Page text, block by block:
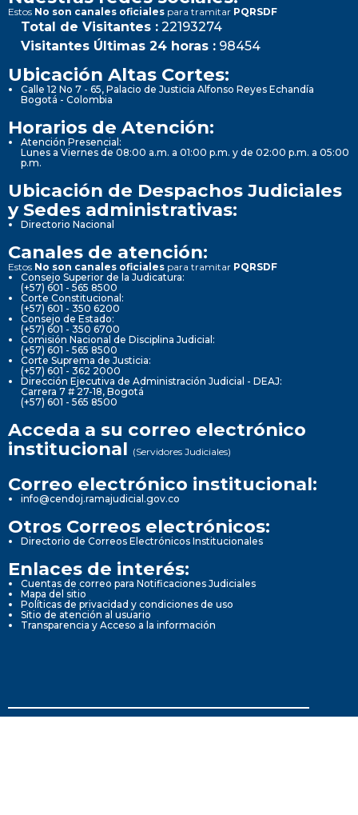
Estos No son canales oficiales para tramitar PQRSDF
Total de Visitantes : 22193274
Visitantes Últimas 24 horas : 98454
Ubicación Altas Cortes:
Calle 12 No 7 - 65, Palacio de Justicia Alfonso Reyes Echandía
Bogotá - Colombia
Horarios de Atención:
Atención Presencial:
Lunes a Viernes de 08:00 a.m. a 01:00 p.m. y de 02:00 p.m. a 05:00
p.m.
Ubicación de Despachos Judiciales
y Sedes administrativas:
Directorio Nacional
Canales de atención:
Estos No son canales oficiales para tramitar PQRSDF
Consejo Superior de la Judicatura:
(+57) 601 - 565 8500
Corte Constitucional:
(+57) 601 - 350 6200
Consejo de Estado:
(+57) 601 - 350 6700
Comisión Nacional de Disciplina Judicial:
(+57) 601 - 565 8500
Corte Suprema de Justicia:
(+57) 601 - 362 2000
Dirección Ejecutiva de Administración Judicial - DEAJ:
Carrera 7 # 27-18, Bogotá
(+57) 601 - 565 8500
Acceda a su correo electrónico
institucional (Servidores Judiciales)
Correo electrónico institucional:
info@cendoj.ramajudicial.gov.co
Otros Correos electrónicos:
Directorio de Correos Electrónicos Institucionales
Enlaces de interés:
Cuentas de correo para Notificaciones Judiciales
Mapa del sitio
Políticas de privacidad y condiciones de uso
Sitio de atención al usuario
Transparencia y Acceso a la información